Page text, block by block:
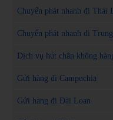
Chuyển phát nhanh đi Thái
Chuyển phát nhanh đi
Dịch vụ hút chân không
Gửi hàng đi Campuchia
Gửi hàng đi Đài Loan